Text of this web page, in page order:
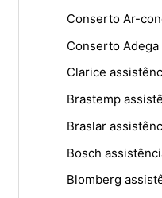
Conserto Ar-
Conserto
Clarice
Brastemp
Braslar
Bosch
Blomberg